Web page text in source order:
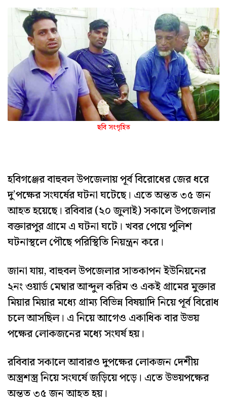
ছবি সংগৃহিত
হবিগঞ্জের বাহুবল উপজেলায় পূর্ব বিরোধের জের ধরে
দু’পক্ষের সংঘর্ষের ঘটনা ঘটেছে। এতে অন্তত ৩৫ জন
আহত হয়েছে। রবিবার (২০ জুলাই) সকালে উপজেলার
বক্তারপুর গ্রামে এ ঘটনা ঘটে। খবর পেয়ে পুলিশ
ঘটনাস্থলে পৌছে পরিস্থিতি নিয়ন্ত্রন করে।
জানা যায়, বাহুবল উপজেলার সাতকাপন ইউনিয়নের
২নং ওয়ার্ড মেম্বার আব্দুল করিম ও একই গ্রামের মুক্তার
মিয়ার মিয়ার মধ্যে গ্রাম্য বিভিন্ন বিষয়াদি নিয়ে পূর্ব বিরোধ
চলে আসছিল। এ নিয়ে আগেও একাধিক বার উভয়
পক্ষের লোকজনের মধ্যে সংঘর্ষ হয়।
রবিবার সকালে আবারও দুপক্ষের লোকজন দেশীয়
অস্ত্রশস্ত্র নিয়ে সংঘর্ষে জড়িয়ে পড়ে। এতে উভয়পক্ষের
অন্তত ৩৫ জন আহত হয়।